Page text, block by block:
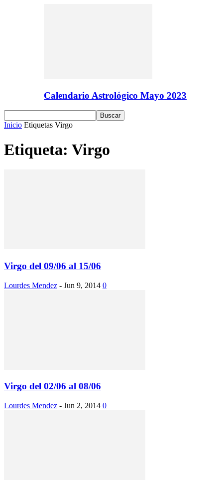
Calendario Astrológico Mayo 2023
Inicio Etiquetas Virgo
Etiqueta: Virgo
Virgo del 09/06 al 15/06
Lourdes Mendez - Jun 9, 2014 0
Virgo del 02/06 al 08/06
Lourdes Mendez - Jun 2, 2014 0